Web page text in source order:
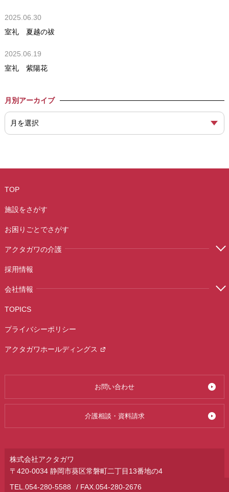
2025.06.30
室礼 夏越の祓
2025.06.19
室礼 紫陽花
月別アーカイブ
TOP
施設をさがす
お困りごとでさがす
アクタガワの介護
採用情報
会社情報
お問い合わせ
TOPICS
介護相談・資料請求
プライバシーポリシー
アクタガワホールディングス
株式会社アクタガワ
〒420-0034 静岡市葵区常磐町二丁目13番地の4
TEL. 054-280-5588 / FAX.054-280-2676